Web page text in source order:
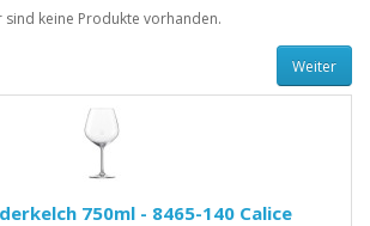
keine Produkte vorhanden.
Weiter
750ml - 8465-140 Calice